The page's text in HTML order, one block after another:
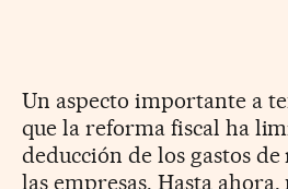
Un aspecto importante a
que la reforma fiscal ha
deducción de los gastos
las empresas. Hasta